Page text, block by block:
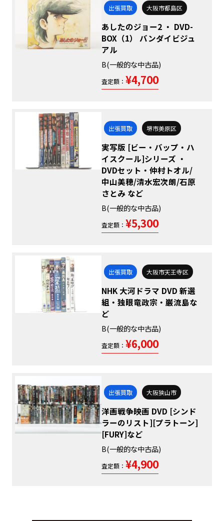
出張買取 大阪市都島区
あしたのジョー2 ・ DVD-
BOX（1） バンダイビジュ
アル
B(一般的な中古品)
査定額： ¥4,700
出張買取 堺市美原区
実写版 [ビー・バップ・ハ
イスクール]シリーズ ・
DVDセット・仲村トオル/
中山美穂/清水宏次朗/石原
さとみ など
B(一般的な中古品)
査定額： ¥5,300
出張買取 大阪市天王寺区
NHK 大河ドラマ DVD 新選
組・独眼竜政宗・巌流島な
ど
B(一般的な中古品)
査定額： ¥6,000
出張買取 大阪狭山市
洋画戦争映画 DVD [シンド
ラーのリスト][プラトーン]
[FURY]など
B(一般的な中古品)
査定額： ¥4,900